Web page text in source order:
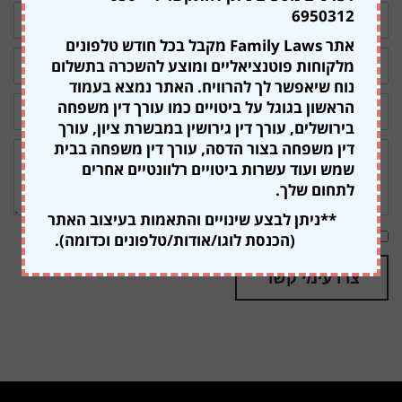
שם
מלא:
דואר
אלקטרוני:
טלפון
ליצירת
קשר:
ההודעה
שלך:
תנאי
שימוש
ומדיניות
פרטיות
אני מאשר/ת אתתנאי השימושואתמדיניות הפרטיותבאתר
צרו עימי קשר
6950312
אתר Family Laws מקבל בכל חודש טלפונים
מלקוחות פוטנציאליים ומוצע להשכרה בתשלום
נוח שיאפשר לך להרוויח. האתר נמצא בעמוד
הראשון בגוגל על ביטויים כמו עורך דין משפחה
בירושלים, עורך דין גירושין במבשרת ציון, עורך
דין משפחה בצור הדסה, עורך דין משפחה בבית
שמש ועוד עשרות ביטויים רלוונטיים אחרים
לתחום שלך.
**ניתן לבצע שינויים והתאמות בעיצוב האתר
(הכנסת לוגו/אודות/טלפונים וכדומה).